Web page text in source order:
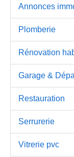
Annonces
Plomberie
Rénovation
Garage &
Restauration
Serrurerie
Vitrerie pvc